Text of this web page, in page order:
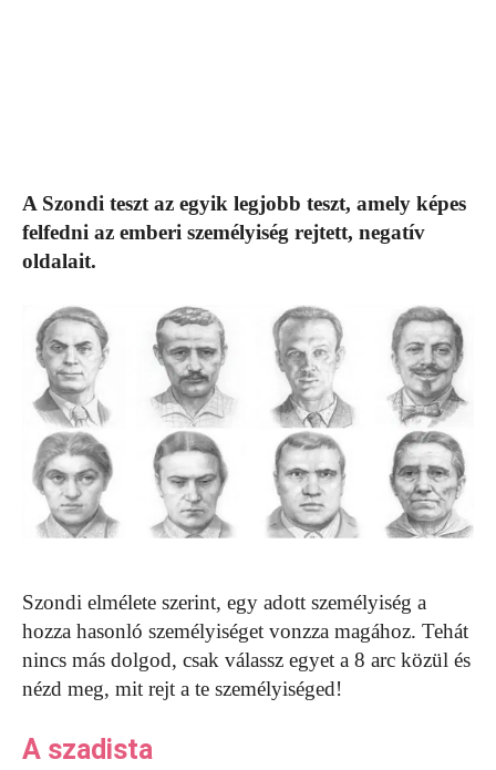
A Szondi teszt az egyik legjobb teszt, amely képes
felfedni az emberi személyiség rejtett, negatív
oldalait.
Szondi elmélete szerint, egy adott személyiség a
hozza hasonló személyiséget vonzza magához. Tehát
nincs más dolgod, csak válassz egyet a 8 arc közül és
nézd meg, mit rejt a te személyiséged!
A szadista